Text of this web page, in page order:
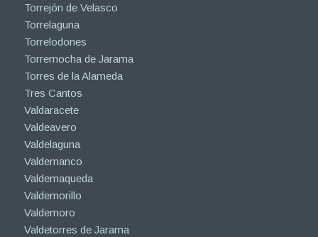
Torrejón de Velasco
Torrelaguna
Torrelodones
Torremocha de Jarama
Torres de la Alameda
Tres Cantos
Valdaracete
Valdeavero
Valdelaguna
Valdemanco
Valdemaqueda
Valdemorillo
Valdemoro
Valdetorres de Jarama